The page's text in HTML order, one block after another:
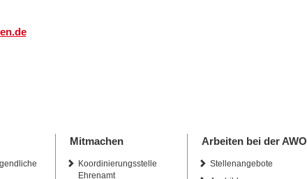
Mitmachen
Koordinierungsstelle
Ehrenamt
Arbeiten bei der AWO
Stellenangebote